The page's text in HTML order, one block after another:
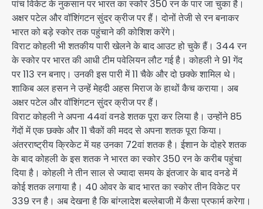
पांच विकेट के नुकसान पर भारत का स्कोर 350 रन के पार जा चुका है।
अक्षर पटेल और वॉशिंगटन सुंदर क्रीज पर हैं। दोनों तेजी से रन बनाकर
भारत को बड़े स्कोर तक पहुंचाने की कोशिश करेंगे।
विराट कोहली भी शतकीय पारी खेलने के बाद आउट हो चुके हैं। 344 रन
के स्कोर पर भारत की आधी टीम पवेलियन लौट गई है। कोहली ने 91 गेंद
पर 113 रन बनाए। उनकी इस पारी में 11 चैके और दो छक्के शामिल थे।
शाकिब अल हसन ने उन्हें मेहदी अहस मिराज के हाथों कैच कराया। अब
अक्षर पटेल और वॉशिंगटन सुंदर क्रीज पर हैं।
विराट कोहली ने अपना 44वां वनडे शतक पूरा कर लिया है। उन्होंने 85
गेंदों में एक छक्के और 11 चैकों की मदद से अपना शतक पूरा किया।
अंतरराष्ट्रीय क्रिकेट में यह उनका 72वां शतक है। ईशान के दोहरे शतक
के बाद कोहली के इस शतक ने भारत का स्कोर 350 रन के करीब पहुंचा
दिया है। कोहली ने तीन साल से ज्यादा समय के इंतजार के बाद वनडे में
कोई शतक लगाया है। 40 ओवर के बाद भारत का स्कोर तीन विकेट पर
339 रन है। अब देखना है कि बांग्लादेश बल्लेबाजी में कैसा प्रफार्म करेगा।